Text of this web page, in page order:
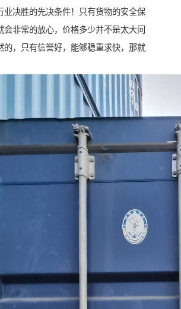
业决胜的先决条件！只有货物的安全保
会非常的放心，价格多少并不是太大问
的，只有信誉好，能够稳重求快，那就